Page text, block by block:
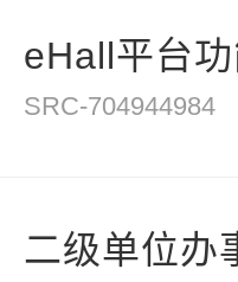
eHall平台
SRC-704944984
二级单位办